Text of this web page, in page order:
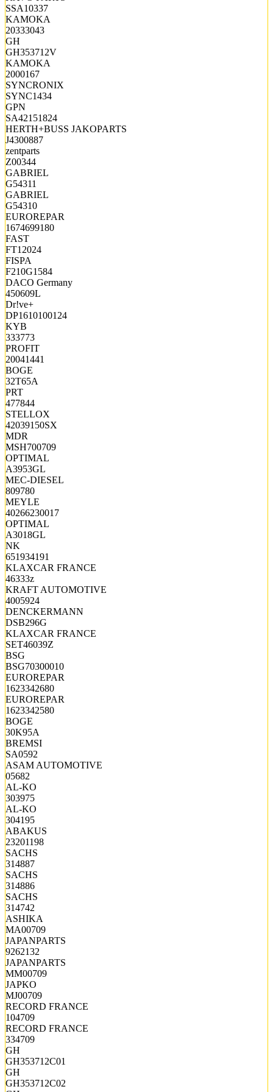
SSA10337
KAMOKA
20333043
GH
GH353712V
KAMOKA
2000167
SYNCRONIX
SYNC1434
GPN
SA42151824
HERTH+BUSS JAKOPARTS
J4300887
zentparts
Z00344
GABRIEL
G54311
GABRIEL
G54310
EUROREPAR
1674699180
FAST
FT12024
FISPA
F210G1584
DACO Germany
450609L
Dr!ve+
DP1610100124
KYB
333773
PROFIT
20041441
BOGE
32T65A
PRT
477844
STELLOX
42039150SX
MDR
MSH700709
OPTIMAL
A3953GL
MEC-DIESEL
809780
MEYLE
40266230017
OPTIMAL
A3018GL
NK
651934191
KLAXCAR FRANCE
46333z
KRAFT AUTOMOTIVE
4005924
DENCKERMANN
DSB296G
KLAXCAR FRANCE
SET46039Z
BSG
BSG70300010
EUROREPAR
1623342680
EUROREPAR
1623342580
BOGE
30K95A
BREMSI
SA0592
ASAM AUTOMOTIVE
05682
AL-KO
303975
AL-KO
304195
ABAKUS
23201198
SACHS
314887
SACHS
314886
SACHS
314742
ASHIKA
MA00709
JAPANPARTS
9262132
JAPANPARTS
MM00709
JAPKO
MJ00709
RECORD FRANCE
104709
RECORD FRANCE
334709
GH
GH353712C01
GH
GH353712C02